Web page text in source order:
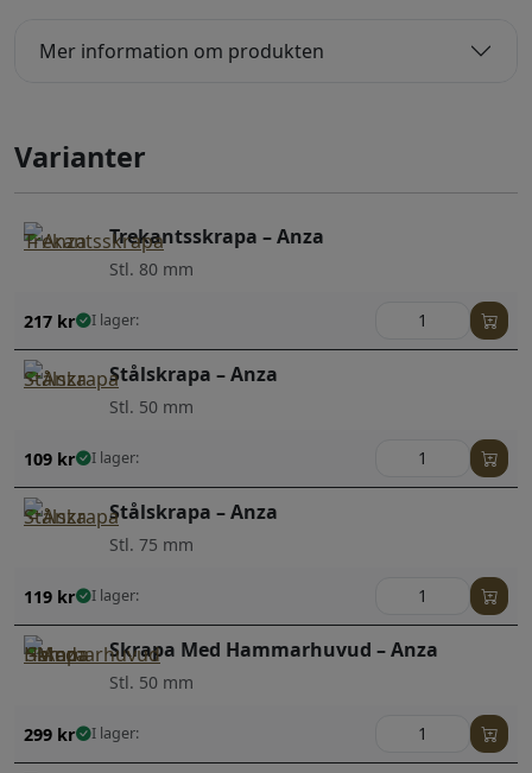
Mer information om produkten
Varianter
Trekantsskrapa – Anza
Stl. 80 mm
217 kr I lager:
Stålskrapa – Anza
Stl. 50 mm
109 kr I lager:
Stålskrapa – Anza
Stl. 75 mm
119 kr I lager:
Skrapa Med Hammarhuvud – Anza
Stl. 50 mm
299 kr I lager: